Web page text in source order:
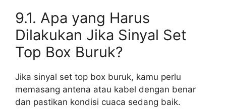
9.1. Apa yang Harus
Dilakukan Jika Sinyal Set
Top Box Buruk?
Jika sinyal set top box buruk, kamu perlu
memasang antena atau kabel dengan benar
dan pastikan kondisi cuaca sedang baik.